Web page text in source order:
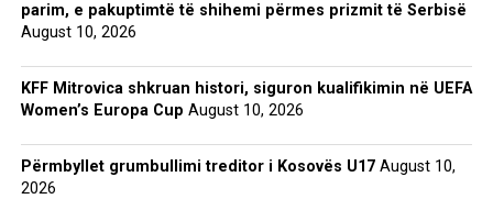
parim, e pakuptimtë të shihemi përmes prizmit të Serbisë
August 10, 2026
KFF Mitrovica shkruan histori, siguron kualifikimin në UEFA
Women’s Europa Cup August 10, 2026
Përmbyllet grumbullimi treditor i Kosovës U17 August 10,
2026